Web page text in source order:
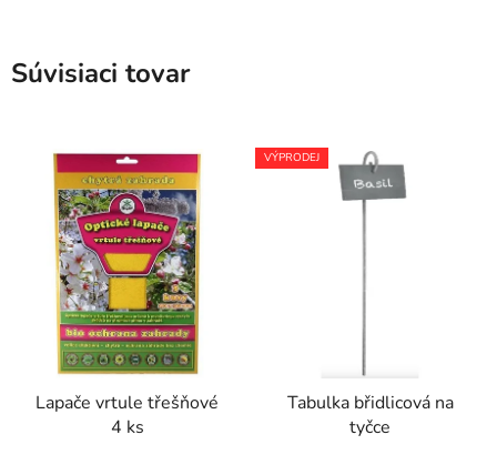
Súvisiaci tovar
Lapače vrtule třešňové
4 ks
VÝPRODEJ
Tabulka břidlicová na
tyčce